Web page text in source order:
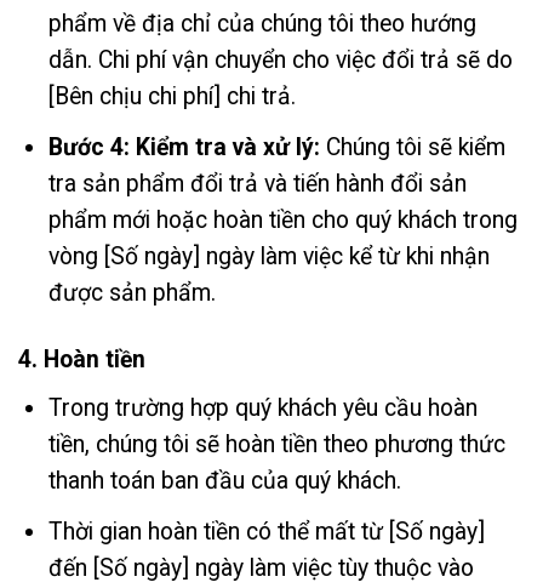
phẩm về địa chỉ của chúng tôi theo hướng
dẫn. Chi phí vận chuyển cho việc đổi trả sẽ do
[Bên chịu chi phí] chi trả.
Bước 4: Kiểm tra và xử lý: Chúng tôi sẽ kiểm
tra sản phẩm đổi trả và tiến hành đổi sản
phẩm mới hoặc hoàn tiền cho quý khách trong
vòng [Số ngày] ngày làm việc kể từ khi nhận
được sản phẩm.
4. Hoàn tiền
Trong trường hợp quý khách yêu cầu hoàn
tiền, chúng tôi sẽ hoàn tiền theo phương thức
thanh toán ban đầu của quý khách.
Thời gian hoàn tiền có thể mất từ [Số ngày]
đến [Số ngày] ngày làm việc tùy thuộc vào